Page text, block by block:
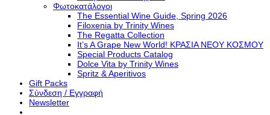
Φωτοκατάλογοι
The Essential Wine Guide, Spring 2026
Filoxenia by Trinity Wines
The Regatta Collection
It’s A Grape New World! ΚΡΑΣΙΑ ΝΕΟΥ ΚΟΣΜΟΥ
Special Products Catalog
Dolce Vita by Trinity Wines
Spritz & Aperitivos
Gift Packs
Σύνδεση / Εγγραφή
Newsletter